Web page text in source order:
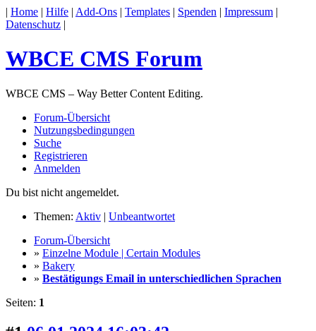
| Home | Hilfe | Add-Ons | Templates | Spenden | Impressum |
Datenschutz |
WBCE CMS Forum
WBCE CMS – Way Better Content Editing.
Forum-Übersicht
Nutzungsbedingungen
Suche
Registrieren
Anmelden
Du bist nicht angemeldet.
Themen: Aktiv | Unbeantwortet
Forum-Übersicht
» Einzelne Module | Certain Modules
» Bakery
» Bestätigungs Email in unterschiedlichen Sprachen
Seiten: 1